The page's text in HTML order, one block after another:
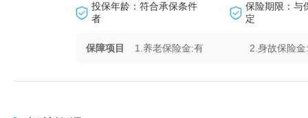
投保年龄：符合承保条件
者
保险期限：与
定
保障项目 1.养老保险金:有 2.身故保险金